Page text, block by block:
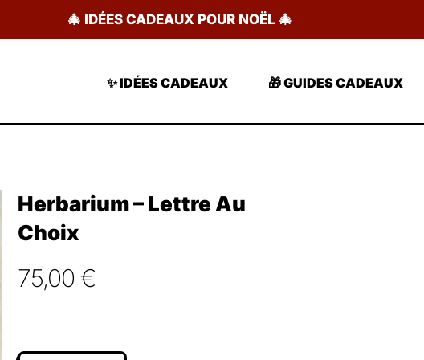
🎄 IDÉES CADEAUX POUR NOËL 🎄
✨ IDÉES CADEAUX 🎁 GUIDES CADEAUX
Herbarium – Lettre Au
Choix
75,00 €